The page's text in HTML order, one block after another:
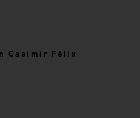
Casimir Félix